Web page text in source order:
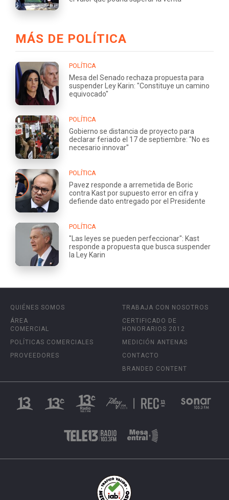
MÁS DE POLÍTICA
POLÍTICA
Mesa del Senado rechaza propuesta para
suspender Ley Karin: "Constituye un camino
equivocado"
POLÍTICA
Gobierno se distancia de proyecto para
declarar feriado el 17 de septiembre: "No es
necesario innovar"
POLÍTICA
Pavez responde a arremetida de Boric
contra Kast por supuesto error en cifra y
defiende dato entregado por el Presidente
POLÍTICA
"Las leyes se pueden perfeccionar": Kast
responde a propuesta que busca suspender
la Ley Karin
QUIÉNES SOMOS
ÁREA
COMERCIAL
POLÍTICAS COMERCIALES
PROVEEDORES
TRABAJA CON NOSOTROS
CERTIFICADO DE
HONORARIOS 2012
MEDICIÓN ANTENAS
CONTACTO
BRANDED CONTENT